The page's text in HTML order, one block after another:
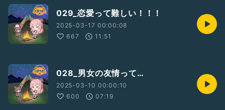
029_恋愛って難しい！！！
2025-03-17 00:00:08
667
11:51
028_男女の友情って…
2025-03-10 00:00:10
600
07:19